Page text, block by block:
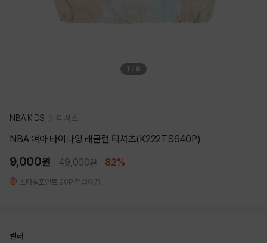
1 / 6
NBA KIDS 티셔츠
NBA 여아 타이다잉 래글런 티셔츠(K222TS640P)
9,000원 49,000원 82%
스타일포인트 90P 적립예정
컬러